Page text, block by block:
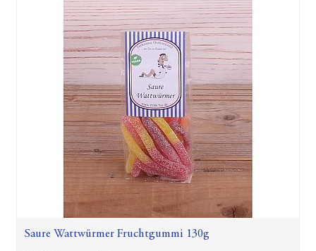
Saure Wattwürmer Fruchtgummi 130g